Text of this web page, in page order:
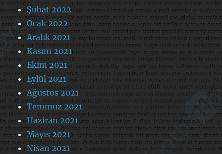
Şubat 2022
Ocak 2022
Aralık 2021
Kasım 2021
Ekim 2021
Eylül 2021
Ağustos 2021
Temmuz 2021
Haziran 2021
Mayıs 2021
Nisan 2021